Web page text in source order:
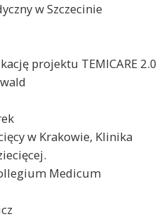
w Szczecinie
projektu TEMICARE 2.0
w Krakowie, Klinika
Medicum